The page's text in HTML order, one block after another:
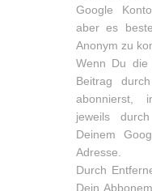
Google
aber es
Anonym zu
Wenn Du die
Beitrag
abonnierst,
jeweils
Deinem
Adresse.
Durch
Dein